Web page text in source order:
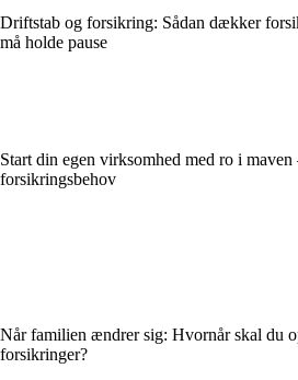
Driftstab og forsikring: Sådan dækker
må holde pause
Start din egen virksomhed med ro i
forsikringsbehov
Når familien ændrer sig: Hvornår skal du
forsikringer?